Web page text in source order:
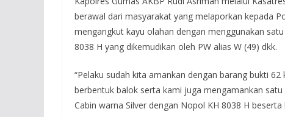
berawal dari masyarakat yang melaporkan kepada
mengangkut kayu olahan dengan menggunakan
8038 H yang dikemudikan oleh PW alias W (49) dkk.
“Pelaku sudah kita amankan dengan barang bukti
berbentuk balok serta kami juga mengamankan
Cabin warna Silver dengan Nopol KH 8038 H beserta